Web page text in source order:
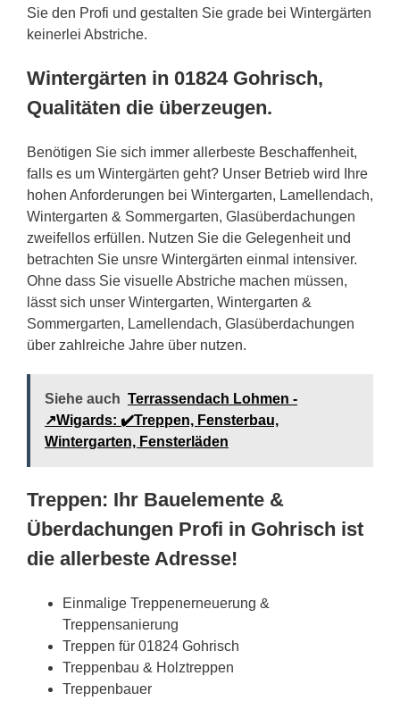
Sie den Profi und gestalten Sie grade bei Wintergärten
keinerlei Abstriche.
Wintergärten in 01824 Gohrisch,
Qualitäten die überzeugen.
Benötigen Sie sich immer allerbeste Beschaffenheit,
falls es um Wintergärten geht? Unser Betrieb wird Ihre
hohen Anforderungen bei Wintergarten, Lamellendach,
Wintergarten & Sommergarten, Glasüberdachungen
zweifellos erfüllen. Nutzen Sie die Gelegenheit und
betrachten Sie unsre Wintergärten einmal intensiver.
Ohne dass Sie visuelle Abstriche machen müssen,
lässt sich unser Wintergarten, Wintergarten &
Sommergarten, Lamellendach, Glasüberdachungen
über zahlreiche Jahre über nutzen.
Siehe auch Terrassendach Lohmen -
↗️Wigards: ✔️Treppen, Fensterbau,
Wintergarten, Fensterläden
Treppen: Ihr Bauelemente &
Überdachungen Profi in Gohrisch ist
die allerbeste Adresse!
Einmalige Treppenerneuerung &
Treppensanierung
Treppen für 01824 Gohrisch
Treppenbau & Holztreppen
Treppenbauer